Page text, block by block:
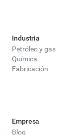
Industria
Petróleo y gas
Química
Fabricación
Empresa
Blog